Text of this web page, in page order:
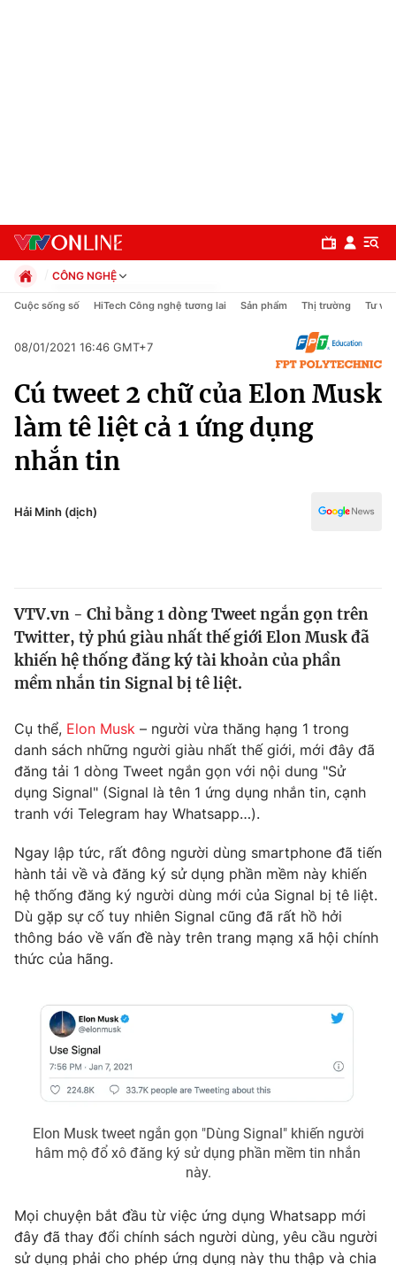
Chính trị
Xã hội
Pháp luật
Thế giới
Tin tức
Thế giới đó đây
Kinh tế
Thị trường
Góc doanh nghiệp
Truyền hình
Phim VTV
Nhân vật
Khán giả
Giải sao mai
Giải trí
Điện ảnh
Âm nhạc
Sao
Đời sống
Du lịch
Làm đẹp
Chất lượng cuộc sống
Giáo dục
Tuyển sinh
Công nghệ
Hitech Công nghệ tương lai
Sản phẩm
Thị trường
Giao lưu trực tuyến
Lịch phát sóng
Chuyên mục khác
Podcast
Photo Infographic
CÔNG NGHỆ
Chính trị
Pháp luật
Thể thao
Truyền hình
Văn hóa - Giải trí
Y tế
Công nghệ
Cuộc sống số HiTech Công nghệ tương lai Sản phẩm Thị trường Tư vấn
08/01/2021 16:46 GMT+7
Cú tweet 2 chữ của Elon Musk
làm tê liệt cả 1 ứng dụng
nhắn tin
Hải Minh (dịch)
VTV.vn - Chỉ bằng 1 dòng Tweet ngắn gọn trên
Twitter, tỷ phú giàu nhất thế giới Elon Musk đã
khiến hệ thống đăng ký tài khoản của phần
mềm nhắn tin Signal bị tê liệt.
Cụ thể, Elon Musk – người vừa thăng hạng 1 trong
danh sách những người giàu nhất thế giới, mới đây đã
đăng tải 1 dòng Tweet ngắn gọn với nội dung "Sử
dụng Signal" (Signal là tên 1 ứng dụng nhắn tin, cạnh
tranh với Telegram hay Whatsapp…).
Ngay lập tức, rất đông người dùng smartphone đã tiến
hành tải về và đăng ký sử dụng phần mềm này khiến
hệ thống đăng ký người dùng mới của Signal bị tê liệt.
Dù gặp sự cố tuy nhiên Signal cũng đã rất hồ hởi
thông báo về vấn đề này trên trang mạng xã hội chính
thức của hãng.
Elon Musk tweet ngắn gọn "Dùng Signal" khiến người
hâm mộ đổ xô đăng ký sử dụng phần mềm tin nhắn
này.
Mọi chuyện bắt đầu từ việc ứng dụng Whatsapp mới
đây đã thay đổi chính sách người dùng, yêu cầu người
sử dụng phải cho phép ứng dụng này thu thập và chia